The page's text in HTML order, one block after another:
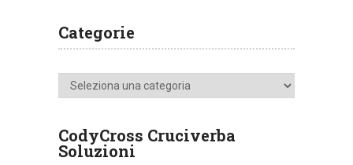
Categorie
Categorie
CodyCross Cruciverba
Soluzioni